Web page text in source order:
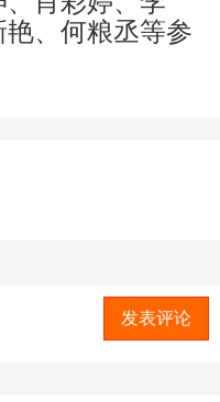
、何粮丞等参
发表评论